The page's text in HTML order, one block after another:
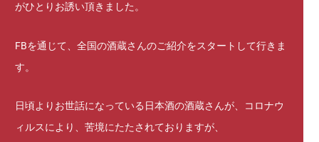
がひとりお誘い頂きました。
FBを通じて、全国の酒蔵さんのご紹介をスタートして行きま
す。
日頃よりお世話になっている日本酒の酒蔵さんが、コロナウ
ィルスにより、苦境にたたされておりますが、